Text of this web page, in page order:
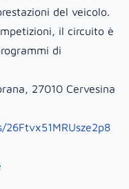
del veicolo.
il circuito è
di
27010 Cervesina